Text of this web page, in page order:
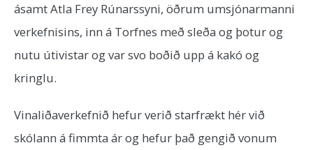
ásamt Atla Frey Rúnarssyni, öðrum umsjónarmanni
verkefnisins, inn á Torfnes með sleða og þotur og
nutu útivistar og var svo boðið upp á kakó og
kringlu.
Vinaliðaverkefnið hefur verið starfrækt hér við
skólann á fimmta ár og hefur það gengið vonum